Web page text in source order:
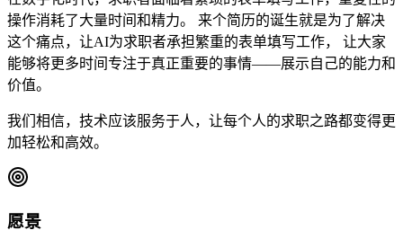
操作消耗了大量时间和精力。 来个简历的诞生就是为了解决
这个痛点，让AI为求职者承担繁重的表单填写工作， 让大家
能够将更多时间专注于真正重要的事情——展示自己的能力和
价值。
我们相信，技术应该服务于人，让每个人的求职之路都变得更
加轻松和高效。
愿景